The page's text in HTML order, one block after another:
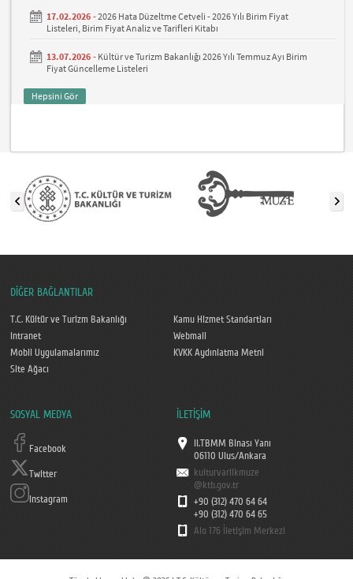
17.02.2026 -2026 Hata Düzeltme Cetveli - 2026 Yılı Birim Fiyat
Listeleri, Birim Fiyat Analiz ve Tarifleri Kitabı
13.07.2026 - Kültür ve Turizm Bakanlığı 2026 Yılı Temmuz Ayı Birim
Fiyat Güncelleme Listeleri
Hepsini Gör
DİĞER BAĞLANTILAR
T.C. Kültür ve Turizm Bakanlığı
Kamu Hizmet Standartları
Intranet
Webmail
Mobil Uygulamalarımız
KVKK Aydınlatma Metni
Site Ağacı
SOSYAL MEDYA
Facebook
Twitter
Instagram
İLETİŞİM
II.TBMM Binası Yanı
06110 Ulus/Ankara
kulturvarlikmuze
@ktb.gov.tr
+90 (312) 470 64 64
+90 (312) 470 64 65
Alo 176 İletişim Merkezi